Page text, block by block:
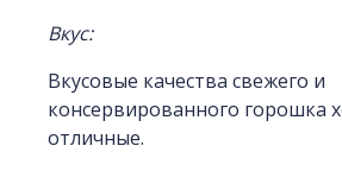
Вкус:
Вкусовые качества свежего и
консервированного горошка
отличные.